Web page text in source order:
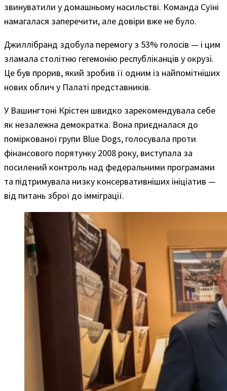
звинуватили у домашньому насильстві. Команда Суїні
намагалася заперечити, але довіри вже не було.
Джиллібранд здобула перемогу з 53% голосів — і цим
зламала столітню гегемонію республіканців у окрузі.
Це був прорив, який зробив її одним із найпомітніших
нових облич у Палаті представників.
У Вашингтоні Крістен швидко зарекомендувала себе
як незалежна демократка. Вона приєдналася до
поміркованої групи Blue Dogs, голосувала проти
фінансового порятунку 2008 року, виступала за
посилений контроль над федеральними програмами
та підтримувала низку консервативніших ініціатив —
від питань зброї до імміграції.